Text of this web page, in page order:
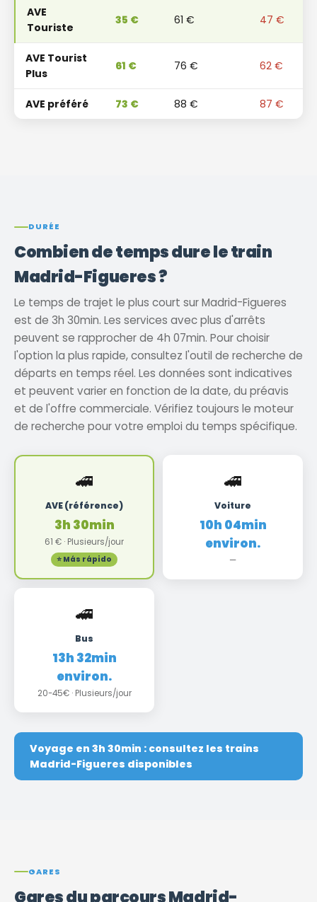
AVE
Touriste
35 € 61 € 47 €
AVE Tourist
Plus
61 € 76 € 62 €
AVE préféré 73 € 88 € 87 €
DURÉE
Combien de temps dure le train
Madrid-Figueres ?
Le temps de trajet le plus court sur Madrid-Figueres
est de 3h 30min. Les services avec plus d'arrêts
peuvent se rapprocher de 4h 07min. Pour choisir
l'option la plus rapide, consultez l'outil de recherche de
départs en temps réel. Les données sont indicatives
et peuvent varier en fonction de la date, du préavis
et de l'offre commerciale. Vérifiez toujours le moteur
de recherche pour votre emploi du temps spécifique.
🚄
AVE (référence)
3h 30min
61 € · Plusieurs/jour
⭐ Más rápido
🚄
Voiture
10h 04min
environ.
—
🚄
Bus
13h 32min
environ.
20-45€ · Plusieurs/jour
Voyage en 3h 30min : consultez les trains
Madrid-Figueres disponibles
GARES
Gares du parcours Madrid-